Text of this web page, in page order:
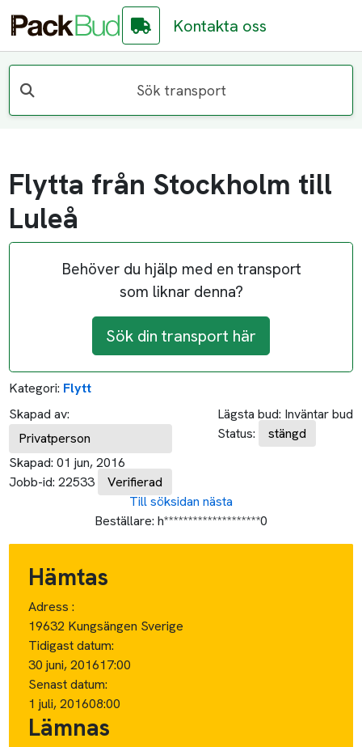
Kontakta oss
Sök transport
Flytta från Stockholm till
Luleå
Behöver du hjälp med en transport
som liknar denna?
Sök din transport här
Kategori: Flytt
Skapad av:
Privatperson
Skapad: 01 jun, 2016
Jobb-id: 22533 Verifierad
Lägsta bud: Inväntar bud
Status:
stängd
Till söksidan nästa
Beställare: h********************0
Hämtas
Adress :
19632 Kungsängen Sverige
Tidigast datum:
30 juni, 201617:00
Senast datum:
1 juli, 201608:00
Lämnas